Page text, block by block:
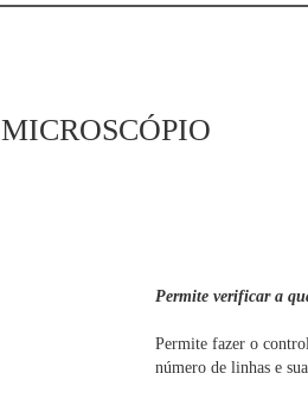
MICROSCÓPIO
Permite verificar a
Permite fazer o
número de linhas e